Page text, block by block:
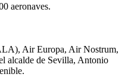
aeronaves.
Air Europa, Air Nostrum,
alcalde de Sevilla, Antonio